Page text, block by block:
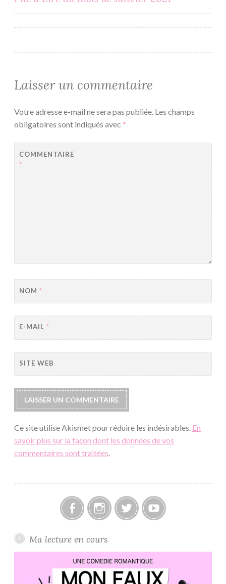
Laisser un commentaire
Votre adresse e-mail ne sera pas publiée. Les champs
obligatoires sont indiqués avec *
COMMENTAIRE
*
NOM *
E-MAIL *
SITE WEB
Ce site utilise Akismet pour réduire les indésirables. En
savoir plus sur la façon dont les données de vos
commentaires sont traitées.
Ma lecture en cours